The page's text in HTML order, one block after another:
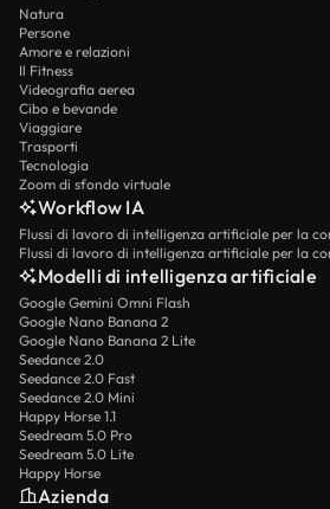
Natura
Persone
Amore e relazioni
Il Fitness
Videografia aerea
Cibo e bevande
Viaggiare
Trasporti
Tecnologia
Zoom di sfondo virtuale
Workflow IA
Flussi di lavoro di intelligenza artificiale per la
Modelli di intelligenza artificiale
Google Gemini Omni Flash
Google Nano Banana 2
Google Nano Banana 2 Lite
Seedance 2.0
Seedance 2.0 Fast
Seedance 2.0 Mini
Happy Horse 1.1
Seedream 5.0 Pro
Seedream 5.0 Lite
Happy Horse
Azienda